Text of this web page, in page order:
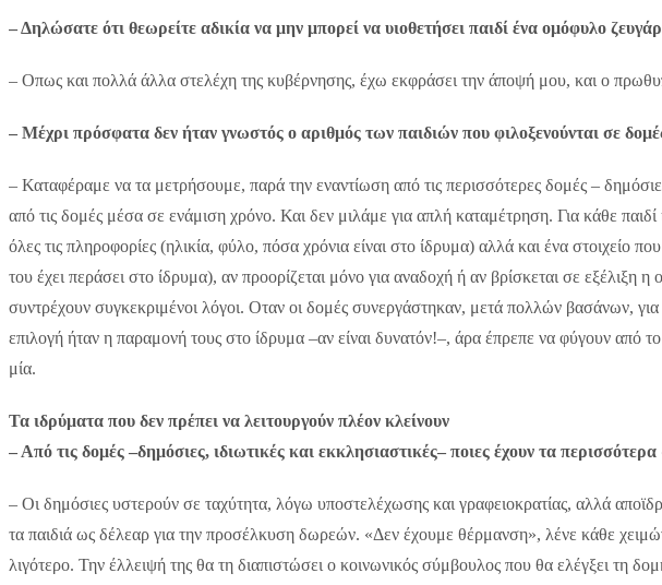
– Δηλώσατε ότι θεωρείτε αδικία να μην μπορεί να υιοθετήσει παιδί ένα ομόφυλο
– Οπως και πολλά άλλα στελέχη της κυβέρνησης, έχω εκφράσει την άποψή μου, και ο
– Μέχρι πρόσφατα δεν ήταν γνωστός ο αριθμός των παιδιών που φιλοξενούνται σε
– Καταφέραμε να τα μετρήσουμε, παρά την εναντίωση από τις περισσότερες δομές –
από τις δομές μέσα σε ενάμιση χρόνο. Και δεν μιλάμε για απλή καταμέτρηση. Για κάθε
όλες τις πληροφορίες (ηλικία, φύλο, πόσα χρόνια είναι στο ίδρυμα) αλλά και ένα στοιχείο
του έχει περάσει στο ίδρυμα), αν προορίζεται μόνο για αναδοχή ή αν βρίσκεται σε εξέλιξη
συντρέχουν συγκεκριμένοι λόγοι. Οταν οι δομές συνεργάστηκαν, μετά πολλών βασάνων,
επιλογή ήταν η παραμονή τους στο ίδρυμα –αν είναι δυνατόν!–, άρα έπρεπε να φύγουν από
μία.
Τα ιδρύματα που δεν πρέπει να λειτουργούν πλέον κλείνουν
– Από τις δομές –δημόσιες, ιδιωτικές και εκκλησιαστικές– ποιες έχουν τα
– Οι δημόσιες υστερούν σε ταχύτητα, λόγω υποστελέχωσης και γραφειοκρατίας, αλλά
τα παιδιά ως δέλεαρ για την προσέλκυση δωρεών. «Δεν έχουμε θέρμανση», λένε κάθε
λιγότερο. Την έλλειψή της θα τη διαπιστώσει ο κοινωνικός σύμβουλος που θα ελέγξει τη